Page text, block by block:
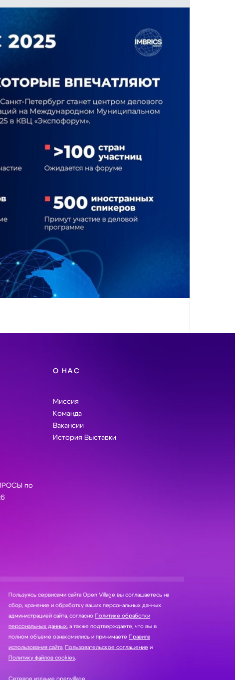
по
О НАС
Миссия
Команда
Вакансии
История Выставки
Пользуясь сервисами сайта Open Village вы соглашаетесь на
сбор, хранение и обработку ваших персональных данных
администрацией сайта, согласно Политике обработки
персональных данных , а также подтверждаете, что вы в
полном объеме ознакомились и принимаете Правила
использования сайта Пользовательское соглашение и
Политику файлов cookies.
Сетевое издание openvillage